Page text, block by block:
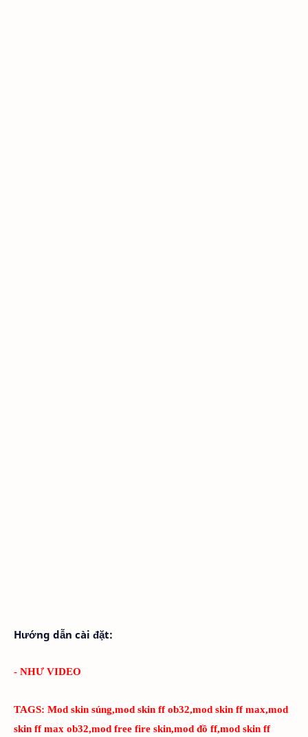
Hướng dẫn cài đặt:
- NHƯ VIDEO
TAGS: Mod skin súng,mod skin ff ob32,mod skin ff max,mod
skin ff max ob32,mod free fire skin,mod đồ ff,mod skin ff